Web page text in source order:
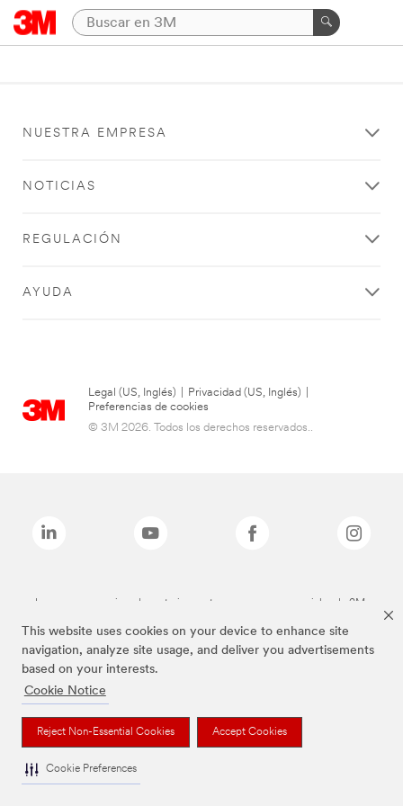
This website uses cookies on your device to enhance site
navigation, analyze site usage, and deliver you advertisements
based on your interests.
Cookie Notice
Reject Non-Essential Cookies Accept Cookies
Cookie Preferences
NUESTRA EMPRESA
NOTICIAS
REGULACIÓN
AYUDA
Legal (US, Inglés) Privacidad (US, Inglés)
Preferencias de cookies
© 3M 2026. Todos los derechos reservados..
Las marcas mencionadas anteriormente son marcas comerciales de 3M.